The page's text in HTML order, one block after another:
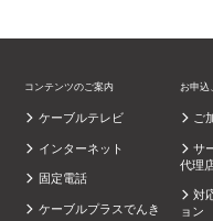
コンテンツのご案内
ケーブルテレビ
インターネット
固定電話
ケーブルプラスでんき
お申込
ご
サ
代理
対
ョン